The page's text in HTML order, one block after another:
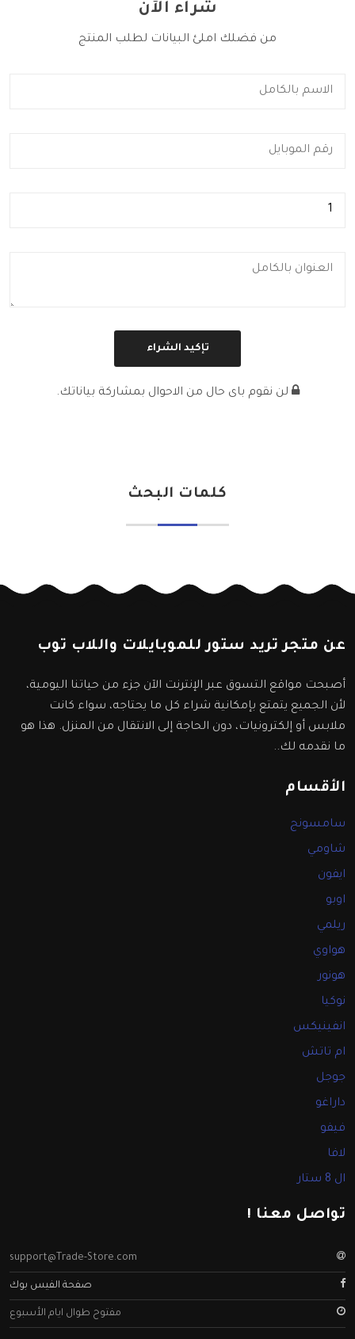
شراء الآن
من فضلك املئ البيانات لطلب المنتج
لن نقوم باى حال من الاحوال بمشاركة بياناتك.
كلمات البحث
عن متجر تريد ستور للموبايلات واللاب توب
أصبحت مواقع التسوق عبر الإنترنت الآن جزء من حياتنا اليومية،
لأن الجميع يتمتع بإمكانية شراء كل ما يحتاجه، سواء كانت
ملابس أو إلكترونيات، دون الحاجة إلى الانتقال من المنزل. هذا هو
ما نقدمه لك..
الأقسام
سامسونج
شاومي
ايفون
اوبو
ريلمي
هواوي
هونور
نوكيا
انفينيكس
ام تاتش
جوجل
داراغو
فيفو
لافا
ال 8 ستار
تواصل معنا !
support@Trade-Store.com
صفحة الفيس بوك
مفتوح طوال ايام الأسبوع